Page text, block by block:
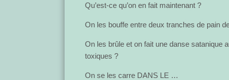
Qu’est-ce qu’on en fait maintenant ?
On les bouffe entre deux tranches de pain
On les brûle et on fait une danse satanique
toxiques ?
On se les carre DANS LE …